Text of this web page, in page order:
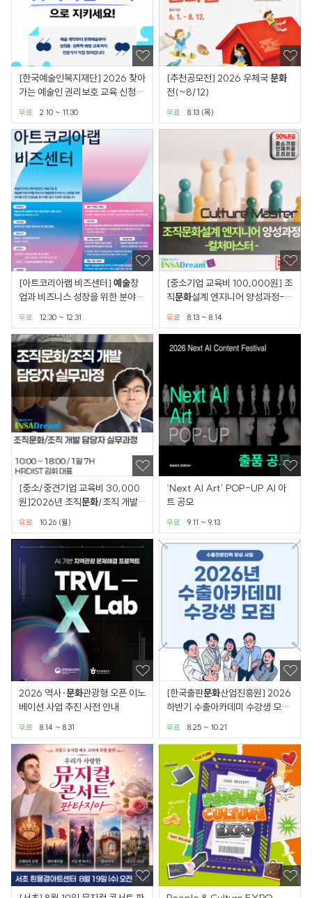
[한국예술인복지재단] 2026 찾아
가는 예술인 권리보호 교육 신청
2.10 ~ 11.30
무료
[추천공모전] 2026 우체국문화
전(~8/12)
8.13 (목)
무료
[아트코리아랩 비즈센터] 예술창
업과 비즈니스 성장을 위한 분야별
12.30 ~ 12.31
무료
[중소기업 교육비 100,000원] 조
직문화설계 엔지니어 양성과정-컬
처마스터8.13 ~ 8.14
유료
[중소/중견기업 교육비 30,000
원]2026년 조직문화/조직 개발
담당자 실무과정
10.26 (월)
유료
‘Next AI Art’ POP-UP AI 아
트 공모
9.11 ~ 9.13
무료
2026 역사·문화관광형 오픈 이노
베이션 사업 추진 사전 안내
8.14 ~ 8.31
무료
[한국출판문화산업진흥원] 2026
하반기 수출아카데미 수강생 모집
8.25 ~ 10.21
무료